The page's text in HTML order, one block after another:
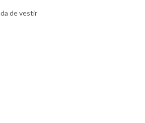
de vestir